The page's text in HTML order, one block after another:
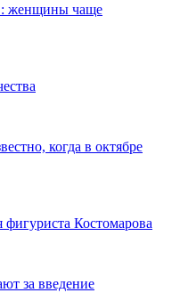
женщины чаще
когда в октябре
фигуриста Костомарова
за введение